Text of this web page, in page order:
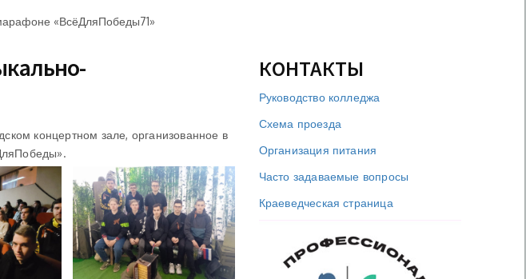
«ВсёДляПобеды71»
концертном зале, организованное в
КОНТАКТЫ
Руководство колледжа
Схема проезда
Организация питания
Часто задаваемые вопросы
Краеведческая страница